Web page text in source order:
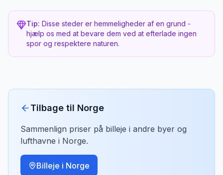
vejen.
Bedste tidspunkt
Tip: Disse steder er hemmeligheder af en grund -
hjælp os med at bevare dem ved at efterlade ingen
spor og respektere naturen.
Tilbage til Norge
Sammenlign priser på billeje i andre byer og
lufthavne i Norge.
Billeje i Norge